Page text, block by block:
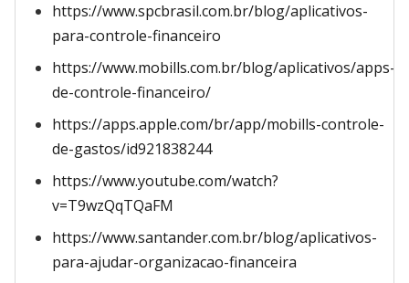
https://www.spcbrasil.com.br/blog/aplicativos-
para-controle-financeiro
https://www.mobills.com.br/blog/aplicativos/apps-
de-controle-financeiro/
https://apps.apple.com/br/app/mobills-controle-
de-gastos/id921838244
https://www.youtube.com/watch?
v=T9wzQqTQaFM
https://www.santander.com.br/blog/aplicativos-
para-ajudar-organizacao-financeira